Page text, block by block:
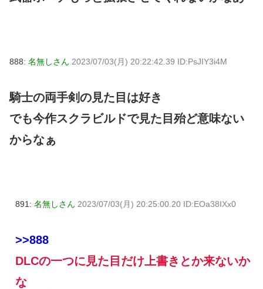
888: 名無しさん 2023/07/03(月) 20:22:42.39 ID:PsJIY3i4M
騎士の両手剣の見た目は好き
でも今作スクラビルドで見た目殆ど意味ない
からなぁ
891: 名無しさん 2023/07/03(月) 20:25:00.20 ID:EOa38IXx0
>>888
DLCの一つに見た目だけ上書きとか来ないか
な